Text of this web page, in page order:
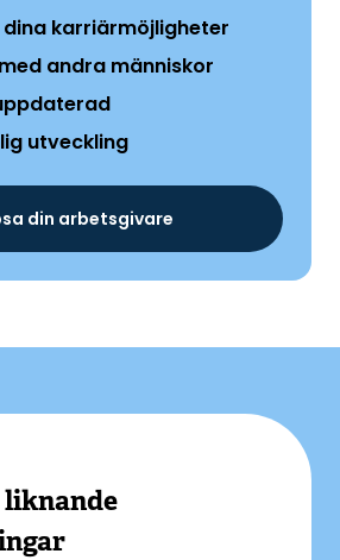
karriärmöjligheter
andra människor
utveckling
din arbetsgivare